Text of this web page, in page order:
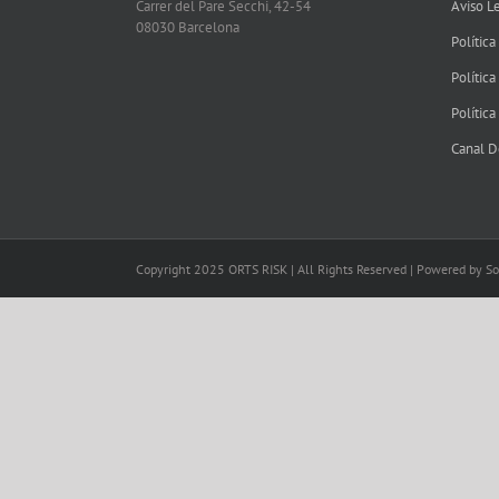
Carrer del Pare Secchi, 42-54
08030 Barcelona
Aviso
Política
Política
Política
Canal
Copyright 2025 ORTS RISK | All Rights Reserved | Powered by